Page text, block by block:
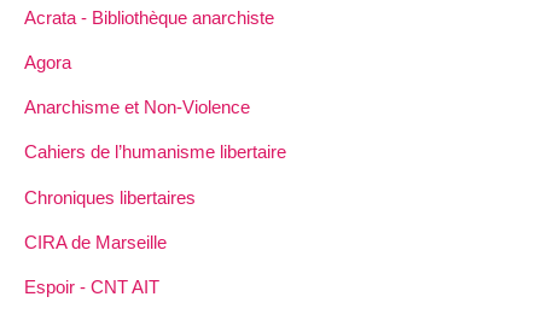
Acrata - Bibliothèque anarchiste
Agora
Anarchisme et Non-Violence
Cahiers de l’humanisme libertaire
Chroniques libertaires
CIRA de Marseille
Espoir - CNT AIT